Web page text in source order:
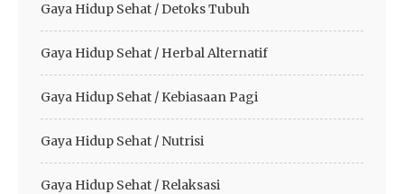
Gaya Hidup Sehat / Detoks Tubuh
Gaya Hidup Sehat / Herbal Alternatif
Gaya Hidup Sehat / Kebiasaan Pagi
Gaya Hidup Sehat / Nutrisi
Gaya Hidup Sehat / Relaksasi